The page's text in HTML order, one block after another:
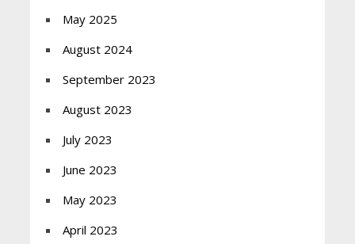
May 2025
August 2024
September 2023
August 2023
July 2023
June 2023
May 2023
April 2023